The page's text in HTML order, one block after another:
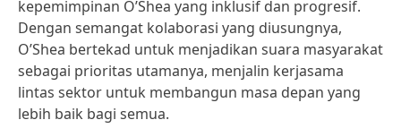
kepemimpinan O’Shea yang inklusif dan progresif.
Dengan semangat kolaborasi yang diusungnya,
O’Shea bertekad untuk menjadikan suara masyarakat
sebagai prioritas utamanya, menjalin kerjasama
lintas sektor untuk membangun masa depan yang
lebih baik bagi semua.